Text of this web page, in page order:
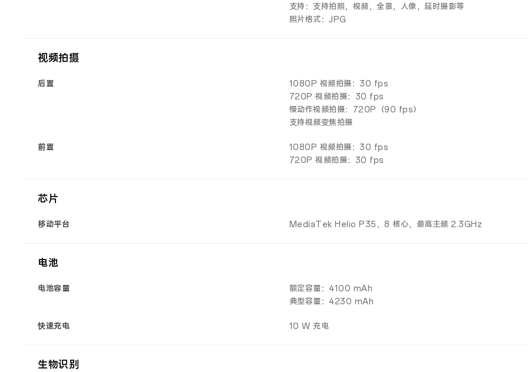
支持：支持拍照，视频，全景，人像，延时摄影等
照片格式：JPG
视频拍摄
后置
1080P 视频拍摄：30 fps
720P 视频拍摄：30 fps
慢动作视频拍摄：720P（90 fps）
支持视频变焦拍摄
前置
1080P 视频拍摄：30 fps
720P 视频拍摄：30 fps
芯片
移动平台 MediaTek Helio P35，8 核心，最高主频 2.3GHz
电池
电池容量
额定容量：4100 mAh
典型容量：4230 mAh
快速充电 10 W 充电
生物识别